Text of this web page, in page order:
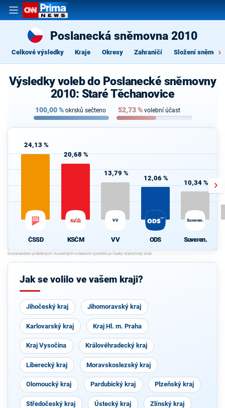
Poslanecká sněmovna 2010
Celkové výsledky Kraje Okresy Zahraničí Složení
Výsledky voleb do Poslanecké sněmovny
2010: Staré Těchanovice
100,00% okrsků sečteno 52,73% volební účast
24,13 %
ČSSD
20,68 %
KSČM
13,79 %
VV
VV
12,06 %
ODS
10,34 %
Suveren.
Suveren.
Jak se volilo ve vašem kraji?
Jihočeský kraj Jihomoravský kraj
Karlovarský kraj Kraj Hl. m. Praha
Kraj Vysočina Královéhradecký kraj
Liberecký kraj Moravskoslezský kraj
Olomoucký kraj Pardubický kraj Plzeňský kraj
Středočeský kraj Ústecký kraj Zlínský kraj